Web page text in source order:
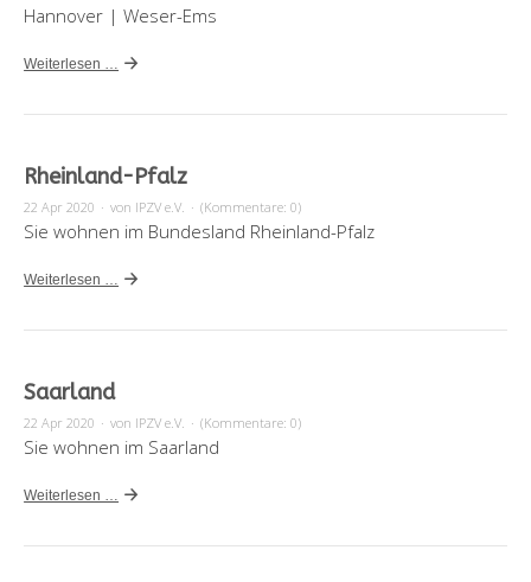
Hannover | Weser-Ems
Weiterlesen …
Rheinland-Pfalz
22 Apr 2020 · von IPZV e.V. · (Kommentare: 0)
Sie wohnen im Bundesland Rheinland-Pfalz
Weiterlesen …
Saarland
22 Apr 2020 · von IPZV e.V. · (Kommentare: 0)
Sie wohnen im Saarland
Weiterlesen …